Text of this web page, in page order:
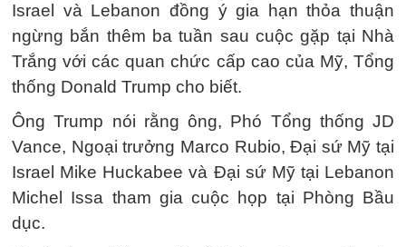
Israel và Lebanon đồng ý gia hạn thỏa thuận
ngừng bắn thêm ba tuần sau cuộc gặp tại Nhà
Trắng với các quan chức cấp cao của Mỹ, Tổng
thống Donald Trump cho biết.
Ông Trump nói rằng ông, Phó Tổng thống JD
Vance, Ngoại trưởng Marco Rubio, Đại sứ Mỹ tại
Israel Mike Huckabee và Đại sứ Mỹ tại Lebanon
Michel Issa tham gia cuộc họp tại Phòng Bầu
dục.